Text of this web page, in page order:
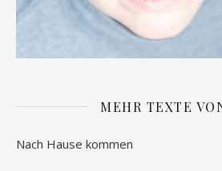
MEHR TEXTE
Nach Hause kommen